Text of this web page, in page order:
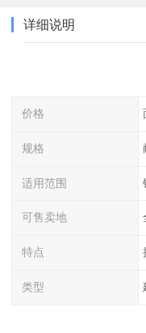
详细说明
价格
规格
适用范围
可售卖地
特点
类型